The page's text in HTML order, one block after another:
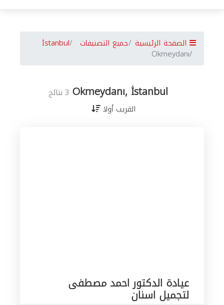
الصفحة الرئيسية جميع التصنيفات İstanbul
Okmeydanı
Okmeydanı, İstanbul 3 نتائج
القريب أولا
عيادة الدكتور احمد مصطفى
لتجميل اسنان